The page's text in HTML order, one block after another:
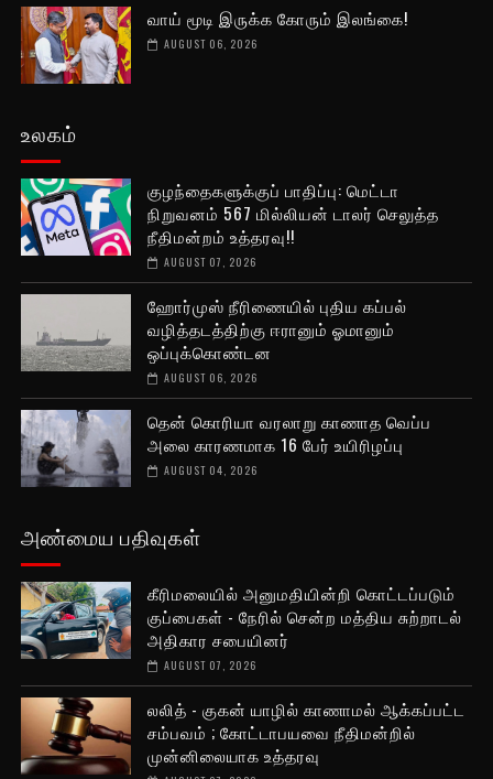
வாய் மூடி இருக்க கோரும் இலங்கை!
AUGUST 06, 2026
உலகம்
குழந்தைகளுக்குப் பாதிப்பு: மெட்டா
நிறுவனம் 567 மில்லியன் டாலர் செலுத்த
நீதிமன்றம் உத்தரவு!!
AUGUST 07, 2026
ஹோர்முஸ் நீரிணையில் புதிய கப்பல்
வழித்தடத்திற்கு ஈரானும் ஓமானும்
ஒப்புக்கொண்டன
AUGUST 06, 2026
தென் கொரியா வரலாறு காணாத வெப்ப
அலை காரணமாக 16 பேர் உயிரிழப்பு
AUGUST 04, 2026
அண்மைய பதிவுகள்
கீரிமலையில் அனுமதியின்றி கொட்டப்படும்
குப்பைகள் - நேரில் சென்ற மத்திய சுற்றாடல்
அதிகார சபையினர்
AUGUST 07, 2026
லலித் - குகன் யாழில் காணாமல் ஆக்கப்பட்ட
சம்பவம் ; கோட்டாபயவை நீதிமன்றில்
முன்னிலையாக உத்தரவு